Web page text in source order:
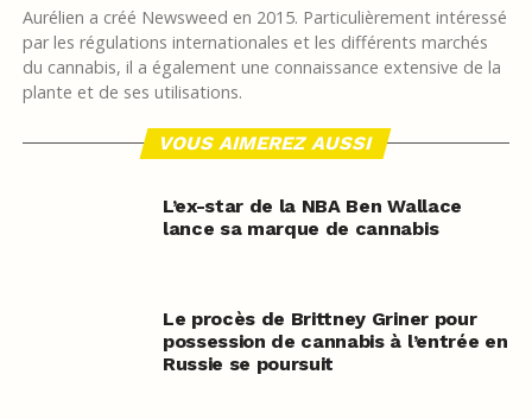
Aurélien a créé Newsweed en 2015. Particulièrement intéressé
par les régulations internationales et les différents marchés
du cannabis, il a également une connaissance extensive de la
plante et de ses utilisations.
VOUS AIMEREZ AUSSI
L’ex-star de la NBA Ben Wallace
lance sa marque de cannabis
Le procès de Brittney Griner pour
possession de cannabis à l’entrée en
Russie se poursuit